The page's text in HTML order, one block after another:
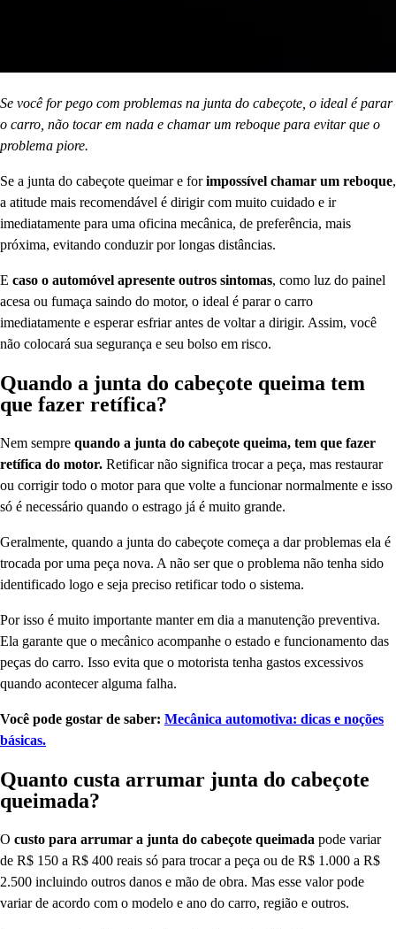
Se você for pego com problemas na junta do cabeçote, o ideal é parar
o carro, não tocar em nada e chamar um reboque para evitar que o
problema piore.
Se a junta do cabeçote queimar e forimpossível chamar um reboque,
a atitude mais recomendável é dirigir com muito cuidado e ir
imediatamente para uma oficina mecânica, de preferência, mais
próxima, evitando conduzir por longas distâncias.
E caso o automóvel apresente outros sintomas, como luz do painel
acesa ou fumaça saindo do motor, o ideal é parar o carro
imediatamente e esperar esfriar antes de voltar a dirigir. Assim, você
não colocará sua segurança e seu bolso em risco.
Quando a junta do cabeçote queima tem
que fazer retífica?
Nem sempre quando a junta do cabeçote queima, tem que fazer
retífica do motor. Retificar não significa trocar a peça, mas restaurar
ou corrigir todo o motor para que volte a funcionar normalmente e isso
só é necessário quando o estrago já é muito grande.
Geralmente, quando a junta do cabeçote começa a dar problemas ela é
trocada por uma peça nova. A não ser que o problema não tenha sido
identificado logo e seja preciso retificar todo o sistema.
Por isso é muito importante manter em dia a manutenção preventiva.
Ela garante que o mecânico acompanhe o estado e funcionamento das
peças do carro. Isso evita que o motorista tenha gastos excessivos
quando acontecer alguma falha.‍
Você pode gostar de saber: Mecânica automotiva: dicas e noções
básicas.
Quanto custa arrumar junta do cabeçote
queimada?
O custo para arrumar a junta do cabeçote queimada pode variar
de R$ 150 a R$ 400 reais só para trocar a peça ou de R$ 1.000 a R$
2.500 incluindo outros danos e mão de obra. Mas esse valor pode
variar de acordo com o modelo e ano do carro, região e outros.